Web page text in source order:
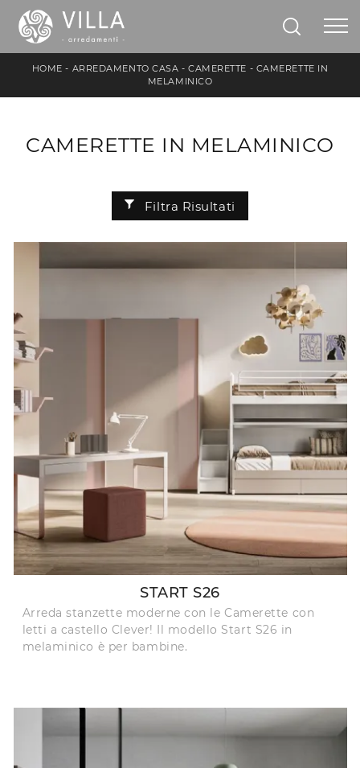
HOME - ARREDAMENTO CASA -CAMERETTE - CAMERETTE IN
MELAMINICO
CAMERETTE IN MELAMINICO
Filtra Risultati
START S26
Arreda stanzette moderne con le Camerette con
letti a castello Clever! Il modello Start S26 in
melaminico è per bambine.